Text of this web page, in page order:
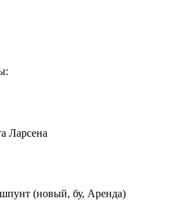
(новый, бу, Аренда)